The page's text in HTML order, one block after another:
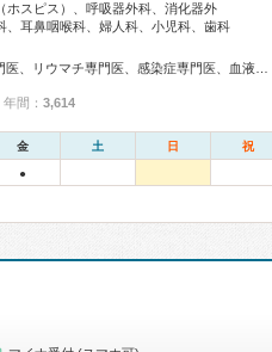
ホスピス）、呼吸器外科、消化器外
耳鼻咽喉科、婦人科、小児科、歯科
： 3,614
金 土 日 祝
●